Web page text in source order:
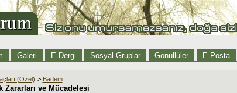
Galeri E-Dergi Sosyal Gruplar Gönüllüler E-Posta
(Özel) > Badem
Zararları ve Mücadelesi